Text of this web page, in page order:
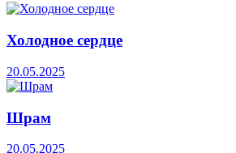
Холодное сердце
20.05.2025
Шрам
20.05.2025